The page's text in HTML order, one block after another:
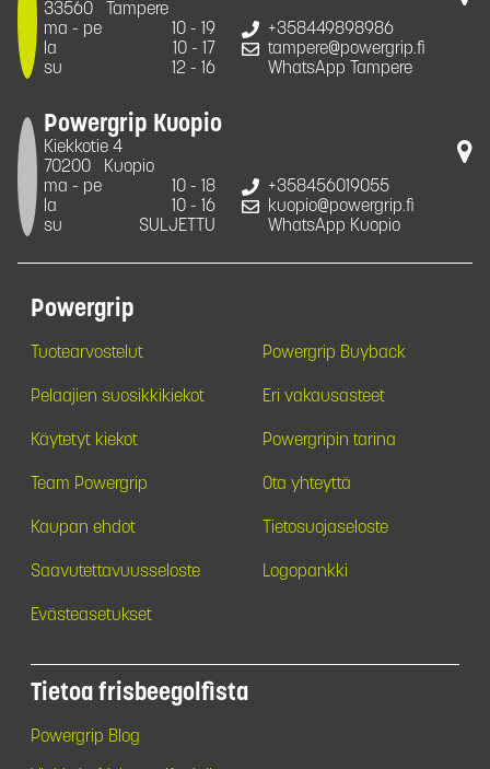
33560
Tampere
ma - pe
10 - 19
la
10 - 17
su
12 - 16
+358449898986
tampere@powergrip.fi
WhatsApp Tampere
Powergrip Kuopio
Kiekkotie 4
70200
Kuopio
ma - pe
10 - 18
la
10 - 16
su
SULJETTU
+358456019055
kuopio@powergrip.fi
WhatsApp Kuopio
Powergrip
Tuotearvostelut Powergrip Buyback
Pelaajien suosikkikiekot Eri vakausasteet
Käytetyt kiekot Powergripin tarina
Team Powergrip Ota yhteyttä
Kaupan ehdot Tietosuojaseloste
Saavutettavuusseloste Logopankki
Evästeasetukset
Tietoa frisbeegolfista
Powergrip Blog